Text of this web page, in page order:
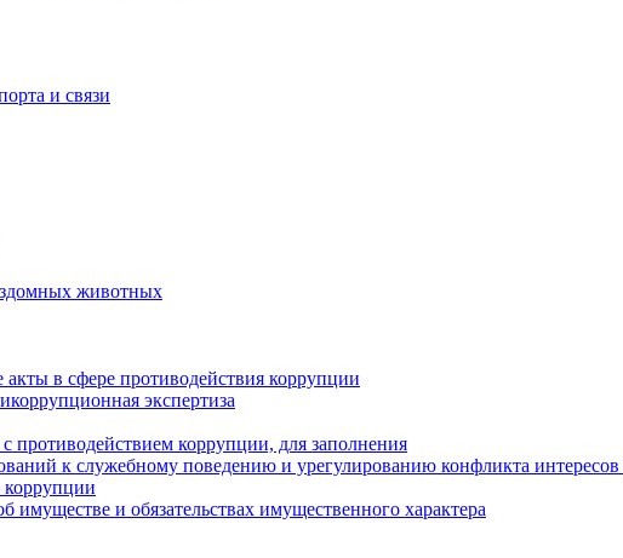
и связи
животных
в сфере противодействия коррупции
экспертиза
противодействием коррупции, для заполнения
к служебному поведению и урегулированию конфликта интересов
имуществе и обязательствах имущественного характера